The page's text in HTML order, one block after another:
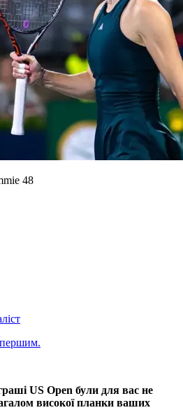
48
першим.
US Open були для вас не
високої планки ваших